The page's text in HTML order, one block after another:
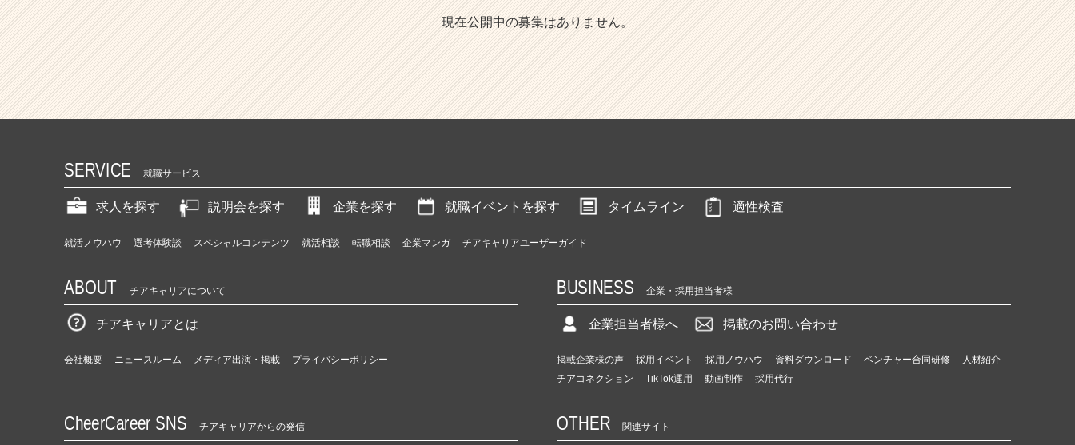
備
×
由
風
成
性！
の
「や
現在公開中の募集はありません。
SERVICE 就職サービス
求人を探す 説明会を探す 企業を探す 就職イベントを探す タイムライン 適性検査
就活ノウハウ 選考体験談 スペシャルコンテンツ 就活相談 転職相談 企業マンガ チアキャリアユーザーガイド
ABOUT チアキャリアについて
チアキャリアとは
会社概要 ニュースルーム メディア出演・掲載 プライバシーポリシー
BUSINESS 企業・採用担当者様
企業担当者様へ 掲載のお問い合わせ
掲載企業様の声 採用イベント 採用ノウハウ 資料ダウンロード ベンチャー合同研修
人材紹介
チアコネクション
TikTok運用 動画制作 採用代行
CheerCareer SNS チアキャリアからの発信 OTHER 関連サイト